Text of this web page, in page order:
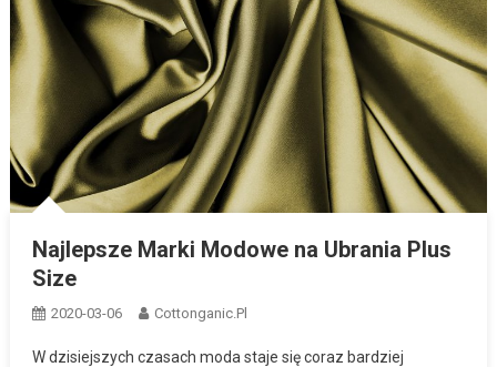
Najlepsze Marki Modowe na Ubrania Plus
Size
2020-03-06 Cottonganic.pl
W dzisiejszych czasach moda staje się coraz bardziej